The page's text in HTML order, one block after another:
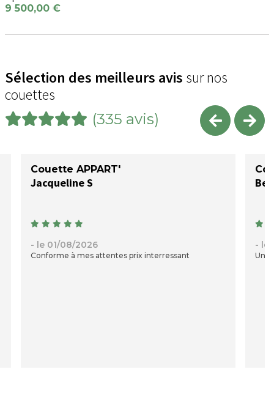
9 500,00 €
Sélection des meilleurs avis sur nos
couettes
(335 avis)
Couette APPART'
Jacqueline S
- le 01/08/2026
Conforme à mes attentes prix interressant
- le
Une